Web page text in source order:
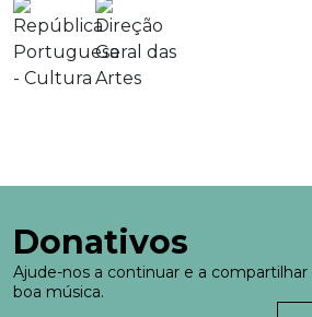
Donativos
Ajude-nos a continuar e a compartilhar
boa música.